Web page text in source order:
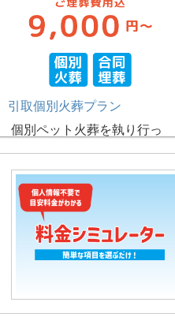
引取個別火葬プラン
個別ペット火葬を執り行っ
た後、動物の園グループが
提携するペット共同墓地に
他の子たちとご埋葬するプ
ランです。ご埋葬後はお参
りもして頂けます。